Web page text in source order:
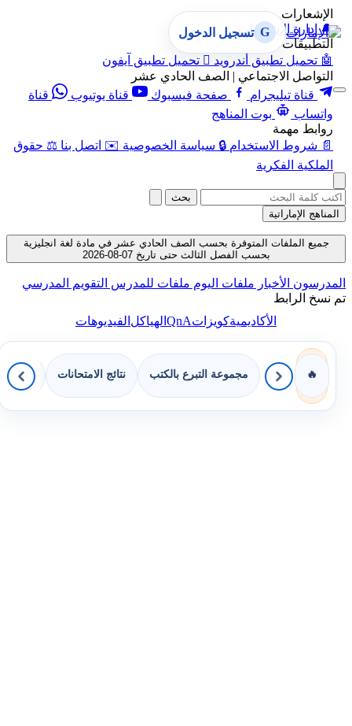
الإشعارات
🔔 إدارة الإشعارات
التطبيقات
🤖 تحميل تطبيق أندرويد  تحميل تطبيق آيفون
التواصل الاجتماعي | الصف الحادي عشر
قناة تيليجرام
صفحة فيسبوك قناة يوتيوب
قناة
واتساب
بوت المناهج
روابط مهمة
📄 شروط الاستخدام 🔒 سياسة الخصوصية ✉️ اتصل بنا ⚖️ حقوق
الملكية الفكرية
G تسجيل الدخول
بحث
المناهج الإماراتية
جميع الملفات المتوفرة بحسب الصف الحادي عشر في مادة لغة انجليزية
بحسب الفصل الثالث حتى تاريخ 07-08-2026
المدرسون الأخبار ملفات اليوم ملفات للمدرس التقويم المدرسي
تم نسخ الرابط
الأكاديميةكويزاتQnAالهياكلالفيديوهات
🔥 مجموعة التبرع بالكتب نتائج الامتحانات